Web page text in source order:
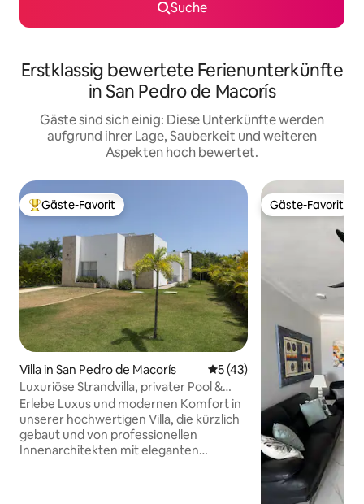
Suche
Erstklassig bewertete Ferienunterkünfte
in San Pedro de Macorís
Gäste sind sich einig: Diese Unterkünfte werden
aufgrund ihrer Lage, Sauberkeit und weiteren
Aspekten hoch bewertet.
Beliebter Gäste-Favorit.
Gäste-Favorit
Villa in San Pedro de Macorís Durchschnittliche
5 (43)
Luxuriöse Strandvilla, privater Pool &
Golfplatz!
Erlebe Luxus und modernen Komfort in
unserer hochwertigen Villa, die kürzlich
gebaut und von professionellen
Innenarchitekten mit eleganten
Gäste-Favorit
Gäste-Favorit